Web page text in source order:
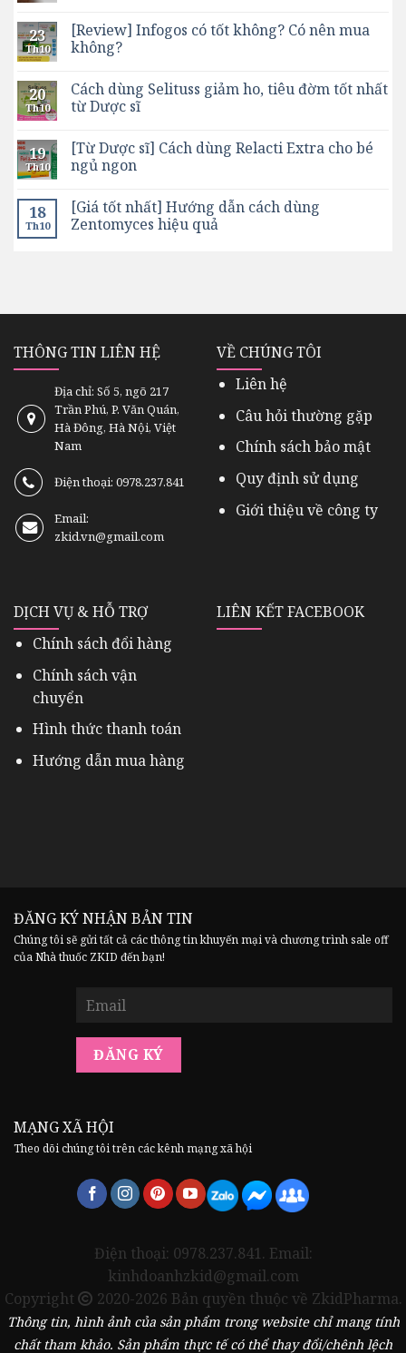
23
Th10
[Review] Infogos có tốt không? Có nên mua
không?
20
Th10
Cách dùng Selituss giảm ho, tiêu đờm tốt nhất
từ Dược sĩ
19
Th10
[Từ Dược sĩ] Cách dùng Relacti Extra cho bé
ngủ ngon
18
Th10
[Giá tốt nhất] Hướng dẫn cách dùng
Zentomyces hiệu quả
THÔNG TIN LIÊN HỆ
Địa chỉ: Số 5, ngõ 217
Trần Phú, P. Văn Quán,
Hà Đông, Hà Nội, Việt
Nam
Điện thoại: 0978.237.841
Email:
zkid.vn@gmail.com
VỀ CHÚNG TÔI
Liên hệ
Câu hỏi thường gặp
Chính sách bảo mật
Quy định sử dụng
Giới thiệu về công ty
DỊCH VỤ & HỖ TRỢ
Chính sách đổi hàng
Chính sách vận
chuyển
Hình thức thanh toán
Hướng dẫn mua hàng
LIÊN KẾT FACEBOOK
ĐĂNG KÝ NHẬN BẢN TIN
Chúng tôi sẽ gửi tất cả các thông tin khuyến mại và chương trình sale off
của Nhà thuốc ZKID đến bạn!
MẠNG XÃ HỘI
Theo dõi chúng tôi trên các kênh mạng xã hội
Điện thoại: 0978.237.841. Email:
kinhdoanhzkid@gmail.com
Copyright
2020-2026 Bản quyền thuộc về ZkidPharma.
Thông tin, hình ảnh của sản phẩm trong website chỉ mang tính
chất tham khảo. Sản phẩm thực tế có thể thay đổi/chênh lệch